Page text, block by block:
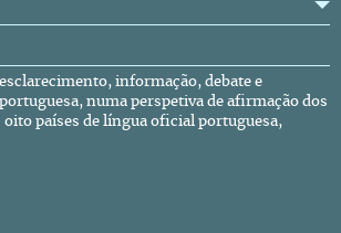
informação, debate e
numa perspetiva de afirmação dos
países de língua oficial portuguesa,